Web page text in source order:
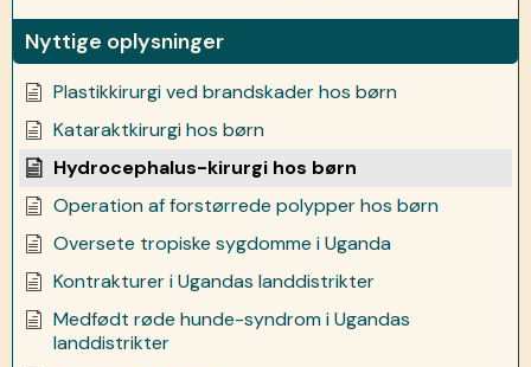
Nyttige oplysninger
Plastikkirurgi ved brandskader hos børn
Kataraktkirurgi hos børn
Hydrocephalus-kirurgi hos børn
Operation af forstørrede polypper hos børn
Oversete tropiske sygdomme i Uganda
Kontrakturer i Ugandas landdistrikter
Medfødt røde hunde-syndrom i Ugandas
landdistrikter